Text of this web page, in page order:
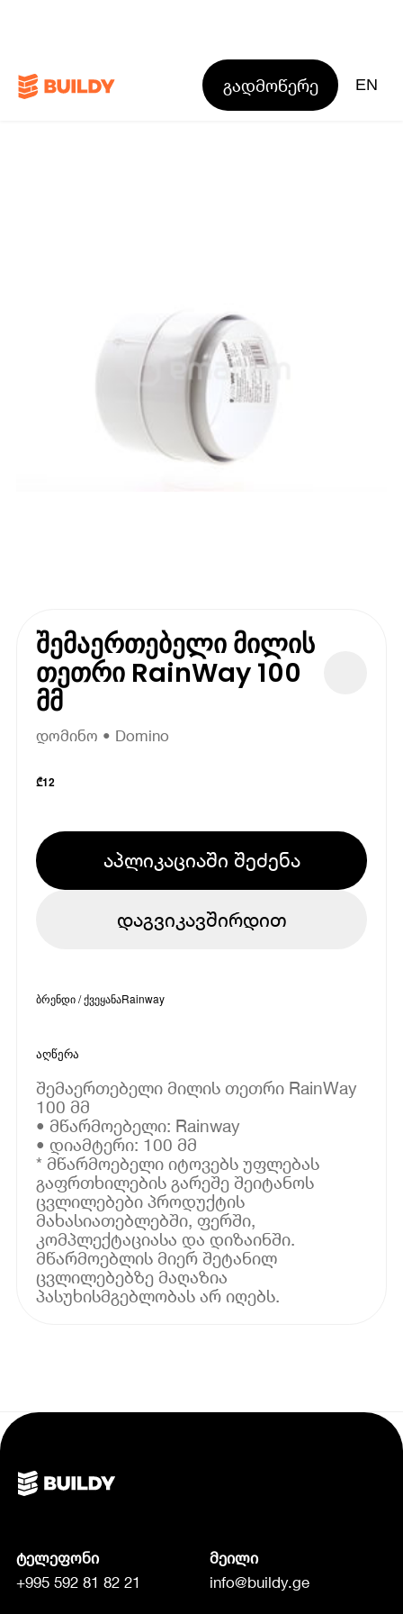
გადმოწერე EN
შემაერთებელი მილის
თეთრი RainWay 100
მმ
დომინო • Domino
₾12
აპლიკაციაში შეძენა
დაგვიკავშირდით
ბრენდი / ქვეყანაRainway
აღწერა
შემაერთებელი მილის თეთრი RainWay
100 მმ
• მწარმოებელი: Rainway
• დიამტერი: 100 მმ
* მწარმოებელი იტოვებს უფლებას
გაფრთხილების გარეშე შეიტანოს
ცვლილებები პროდუქტის
მახასიათებლებში, ფერში,
კომპლექტაციასა და დიზაინში.
მწარმოებლის მიერ შეტანილ
ცვლილებებზე მაღაზია
პასუხისმგებლობას არ იღებს.
ტელეფონი
+995 592 81 82 21
მეილი
info@buildy.ge